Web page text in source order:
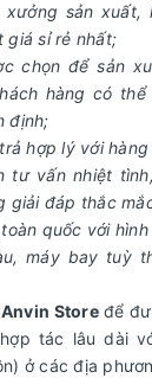
xưởng sản
giá sỉ rẻ nhất;
chọn để sản
hàng có
định;
hợp lý với
tư vấn nhiệt
giải đáp thắc
quốc với
máy bay tuỳ
Stoređể
tác lâu dài
ở các địa